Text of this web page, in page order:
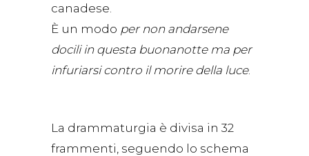
canadese.
È un modo per non andarsene
docili in questa buonanotte ma per
infuriarsi contro il morire della luce.
La drammaturgia è divisa in 32
frammenti, seguendo lo schema